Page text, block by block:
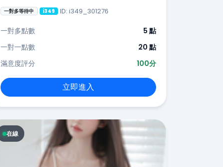
一對多等待中 i349 ID: i349_301276
一對多點數
5 點
一對一點數
20 點
滿意度評分
100分
立即進入
在線